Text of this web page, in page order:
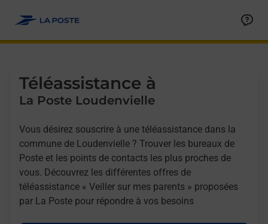
Téléassistance à
La Poste Loudenvielle
Vous désirez souscrire à une téléassistance dans la
commune de Loudenvielle ? Trouver les bureaux de
Poste et les points de contacts les plus proches de
vous. Découvrez les différentes offres de
téléassistance « Veiller sur mes parents » proposées
par La Poste pour répondre à vos besoins